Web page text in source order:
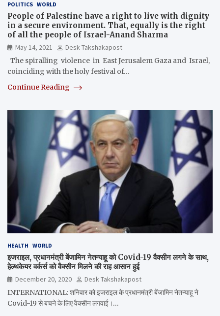
POLITICS WORLD
People of Palestine have a right to live with dignity
in a secure environment. That, equally is the right
of all the people of Israel-Anand Sharma
May 14, 2021
Desk Takshakapost
The spiralling violence in East Jerusalem Gaza and Israel,
coinciding with the holy festival of…
Continue Reading
HEALTH WORLD
इजराइल, प्रधानमंत्री बेंजामिन नेतन्याहू को Covid-19 वैक्सीन लगने के साथ,
हेल्थकेयर वर्कर्स को वैक्सीन मिलने की राह आसान हुई
December 20, 2020
Desk Takshakapost
INTERNATIONAL: शनिवार को इजराइल के प्रधानमंत्री बेंजामिन नेतन्याहू ने
Covid-19 से बचने के लिए वैक्सीन लगवाई।…